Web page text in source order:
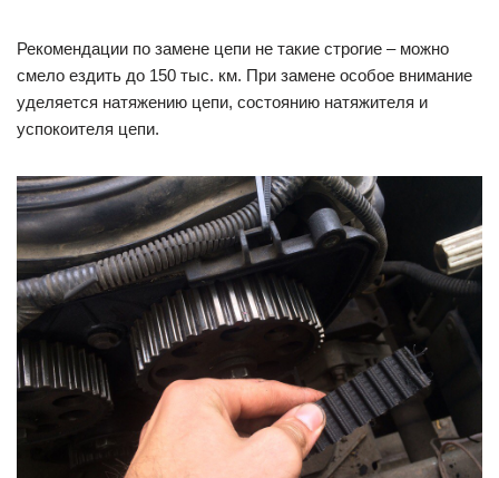
Рекомендации по замене цепи не такие строгие – можно
смело ездить до 150 тыс. км. При замене особое внимание
уделяется натяжению цепи, состоянию натяжителя и
успокоителя цепи.